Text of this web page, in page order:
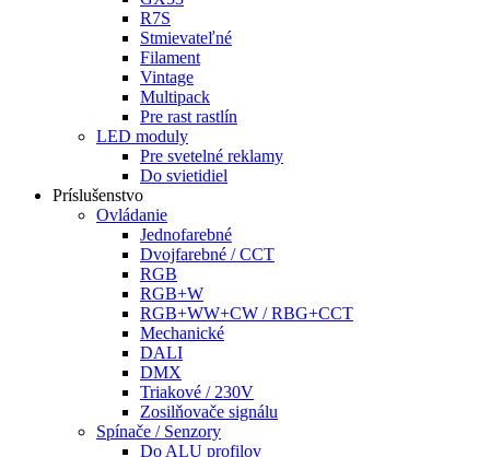
R7S
Stmievateľné
Filament
Vintage
Multipack
Pre rast rastlín
LED moduly
Pre svetelné reklamy
Do svietidiel
Príslušenstvo
Ovládanie
Jednofarebné
Dvojfarebné / CCT
RGB
RGB+W
RGB+WW+CW / RBG+CCT
Mechanické
DALI
DMX
Triakové / 230V
Zosilňovače signálu
Spínače / Senzory
Do ALU profilov